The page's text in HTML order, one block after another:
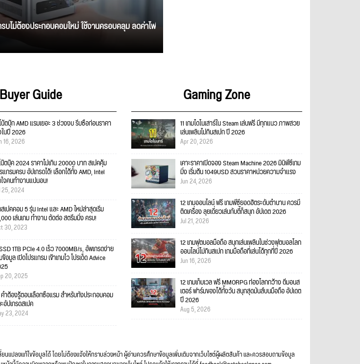
ไม่ต้องประกอบคอมใหม่ ใช้งานครอบคลุม ลดค่าไฟ
Buyer Guide
ตบุ๊ก AMD แรมเยอะ 3 ช่วงงบ รีบซื้อก่อนราคา
นปี 2026
16, 2026
ตบุ๊ค 2024 ราคาไม่เกิน 20000 บาท สเปคคุ้ม
แกรมครบ อัปเกรดได้! เลือกได้ทั้ง AMD, Intel
จคนทำงานแน่นอน!
25, 2024
เปคคอม 5 รุ่น Intel และ AMD ใหม่ล่าสุดเริ่ม
เล่นเกม ทำงาน ตัดต่อ สตรีมมิ่ง ครบ!
30, 2023
1TB PCIe 4.0 เร็ว 7000MB/s, อัพเกรดง่าย
ข้อมูล เปิดโปรแกรม เข้าเกมไว โปรเด็ด Advice
20, 2025
คำต้องรู้ตอนเลือกซื้อแรม สำหรับทั้งประกอบคอม
อัปเกรดสเปค
23, 2024
Gaming Zone
11 เกมไดโนเสาร์ใน Steam เล่นฟรี มีทุกแนว ภาพสวย
เล่นเพลินไม่กินสเปก ปี 2026
Apr 20, 2026
เคาะราคาเปิดจอง Steam Machine 2026 มินิพีซีเกม
มิ่ง เริ่มต้น 1049USD สวนราคาหน่วยความจำแรง
Jun 24, 2026
12 เกมออนไลน์ ฟรี เกมพีซียอดฮิตระดับตำนาน ควรมี
ติดเครื่อง ลุยเดี่ยวเล่นกับตี้ก็สนุก อัปเดต 2026
Jul 21, 2026
12 เกมฟุตบอลมือถือ สนุกเล่นเพลินในช่วงฟุตบอลโลก
ออนไลน์ไม่กินสเปก เกมมือถือที่เล่นได้ทุกที่ปี 2026
Jun 16, 2026
12 เกมเก็บเวล ฟรี MMORPG ท่องโลกกว้าง ตีมอนส
เตอร์ ฟาร์มของได้ทั้งวัน สนุกสุดมันส์บนมือถือ อัปเดต
ปี 2026
Aug 5, 2026
แปลงแก้ไขข้อมูลได้ โดยไม่ต้องแจ้งให้ทราบล่วงหน้า ผู้อ่านควรศึกษาข้อมูลเพิ่มเติมจากเว็บไซต์ผู้ผลิตสินค้า และควรสอบถามข้อมูล